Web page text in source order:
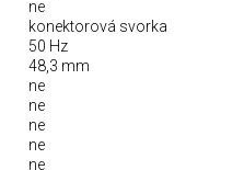
ne
konektorová svorka
50 Hz
48,3 mm
ne
ne
ne
ne
ne